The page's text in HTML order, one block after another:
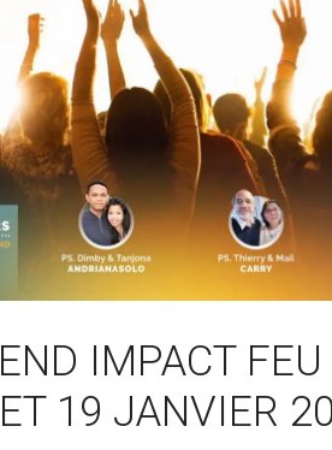
IMPACT
19 JANVIER